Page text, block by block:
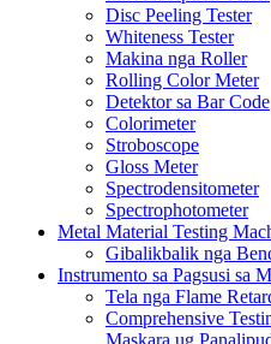
Disc Peeling Tester
Whiteness Tester
Makina nga Roller
Rolling Color Meter
Detektor sa Bar Code
Colorimeter
Stroboscope
Gloss Meter
Spectrodensitometer
Spectrophotometer
Metal Material Testing
Gibalikbalik nga
Instrumento sa Pagsusi sa
Tela nga Flame
Comprehensive
Maskara ug